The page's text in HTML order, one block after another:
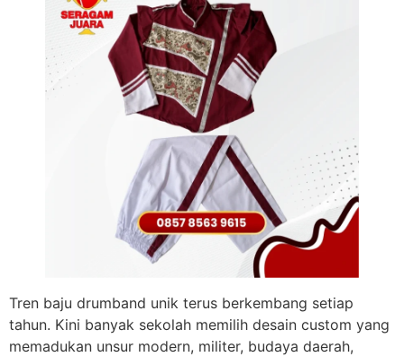
Tren baju drumband unik terus berkembang setiap
tahun. Kini banyak sekolah memilih desain custom yang
memadukan unsur modern, militer, budaya daerah,